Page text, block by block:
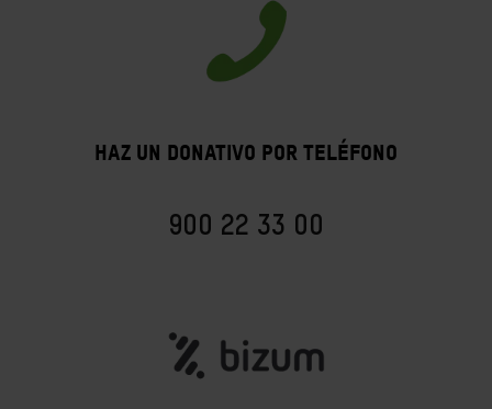
HAZ UN DONATIVO POR TELÉFONO
900 22 33 00